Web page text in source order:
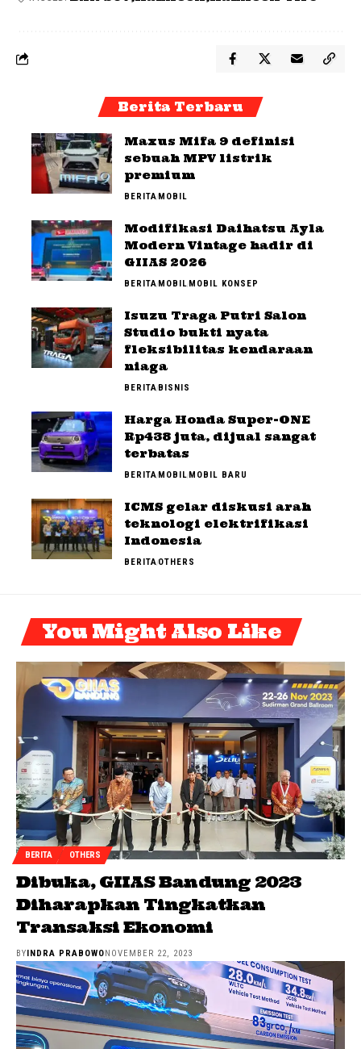
Berita Terbaru
Maxus Mifa 9 definisi
sebuah MPV listrik
premium
BERITAMOBIL
Modifikasi Daihatsu Ayla
Modern Vintage hadir di
GIIAS 2026
BERITAMOBILMOBIL KONSEP
Isuzu Traga Putri Salon
Studio bukti nyata
fleksibilitas kendaraan
niaga
BERITABISNIS
Harga Honda Super-ONE
Rp438 juta, dijual sangat
terbatas
BERITAMOBILMOBIL BARU
ICMS gelar diskusi arah
teknologi elektrifikasi
Indonesia
BERITAOTHERS
You Might Also Like
BERITA OTHERS
Dibuka, GIIAS Bandung 2023
Diharapkan Tingkatkan
Transaksi Ekonomi
BYINDRA PRABOWONOVEMBER 22, 2023